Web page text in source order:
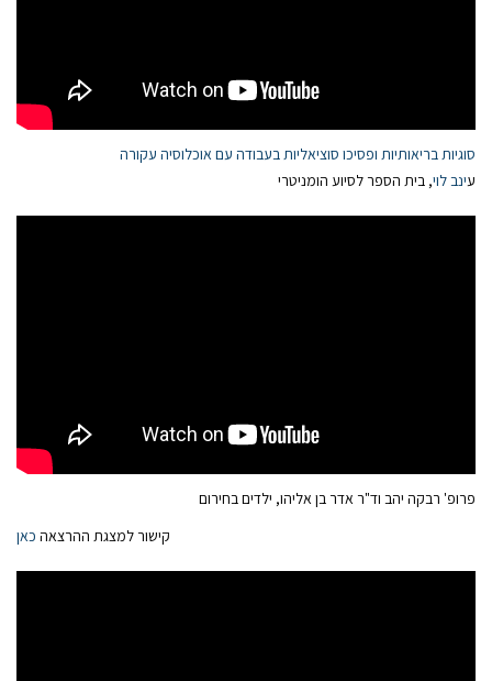
סוגיות בריאותיות ופסיכו סוציאליות בעבודה עם אוכלוסיה עקורה
עינב לוי, בית הספר לסיוע הומניטרי
פרופ' רבקה יהב וד"ר אדר בן אליהו, ילדים בחירום
קישור למצגת ההרצאה כאן